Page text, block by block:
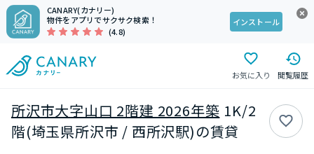
CANARY(カナリー)
物件をアプリでサクサク検索！
(4.8)
インストール
お気に入り 閲覧履歴
所沢市大字山口 2階建 2026年築 1K/2
階(埼玉県所沢市 / 西所沢駅)の賃貸